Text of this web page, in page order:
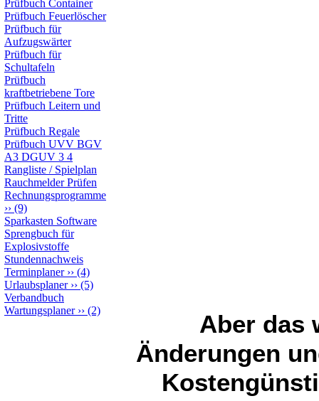
Prüfbuch Container
Prüfbuch Feuerlöscher
Prüfbuch für
Aufzugswärter
Prüfbuch für
Schultafeln
Prüfbuch
kraftbetriebene Tore
Prüfbuch Leitern und
Tritte
Prüfbuch Regale
Prüfbuch UVV BGV
A3 DGUV 3 4
Rangliste / Spielplan
Rauchmelder Prüfen
Rechnungsprogramme
›› (9)
Sparkasten Software
Sprengbuch für
Explosivstoffe
Stundennachweis
Terminplaner›› (4)
Urlaubsplaner›› (5)
Verbandbuch
Wartungsplaner›› (2)
Aber das
Änderungen